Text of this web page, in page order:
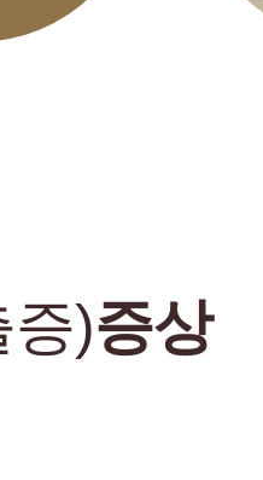
)증상